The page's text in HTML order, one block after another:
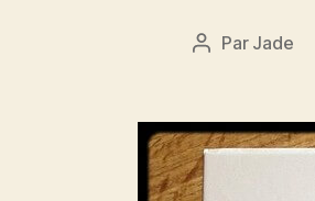
Auteur
Par Jade